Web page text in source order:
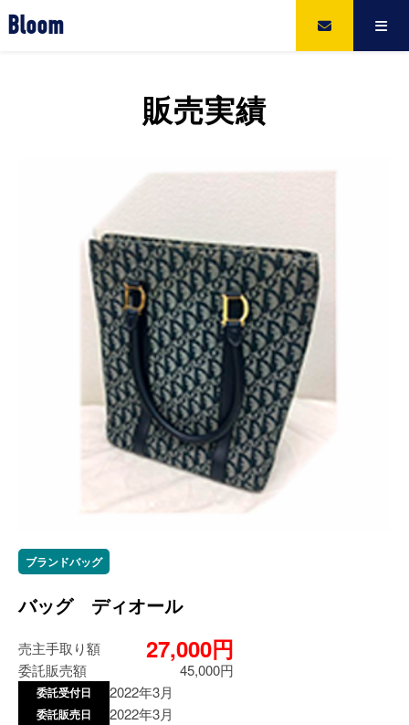
Bloom
販売実績
ブランドバッグ
バッグ ディオール
売主手取り額 27,000円
委託販売額 45,000円
委託受付日 2022年3月
委託販売日 2022年3月